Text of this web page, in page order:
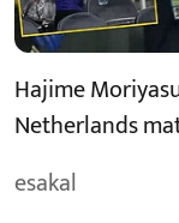
Hajime
Netherlands
esakal